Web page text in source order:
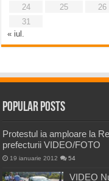
24
25 26
31
« iul.
Popular Posts
Protestul ia amploare la
prefecturii VIDEO/FOTO
19 ianuarie 2012 54
VIDEO